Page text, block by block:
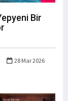
Bir
28 Mar 2026